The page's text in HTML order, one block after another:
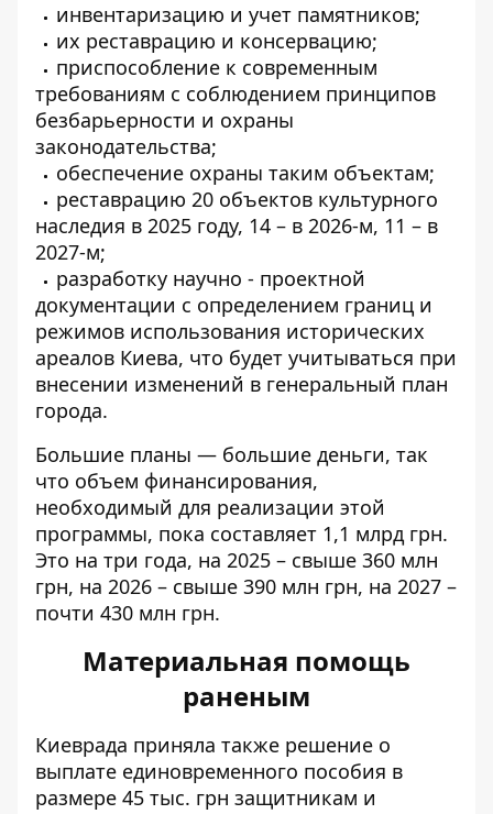
инвентаризацию и учет памятников;
их реставрацию и консервацию;
приспособление к современным
требованиям с соблюдением принципов
безбарьерности и охраны
законодательства;
обеспечение охраны таким объектам;
реставрацию 20 объектов культурного
наследия в 2025 году, 14 – в 2026-м, 11 – в
2027-м;
разработку научно - проектной
документации с определением границ и
режимов использования исторических
ареалов Киева, что будет учитываться при
внесении изменений в генеральный план
города.
Большие планы — большие деньги, так
что объем финансирования,
необходимый для реализации этой
программы, пока составляет 1,1 млрд грн.
Это на три года, на 2025 – свыше 360 млн
грн, на 2026 – свыше 390 млн грн, на 2027 –
почти 430 млн грн.
Материальная помощь
раненым
Киеврада приняла также решение о
выплате единовременного пособия в
размере 45 тыс. грн защитникам и